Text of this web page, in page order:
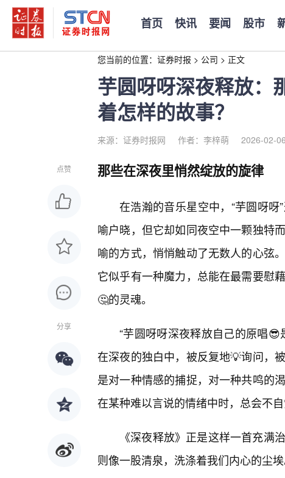
首页 快讯 要闻 股市
您当前的位置： 证券时报 > 公司 > 正文
芋圆呀呀深夜释放：
着怎样的故事？
来源：证券时报网 作者：李梓萌 2026-02-
点赞
分享
那些在深夜里悄然绽放的旋律
在浩瀚的音乐星空中，“芋圆呀
喻户晓，但它却如同夜空中一颗独特
喻的方式，悄悄触动了无数人的心弦
它似乎有一种魔力，总能在最需要慰
🤔的灵魂。
“芋圆呀呀深夜释放自己的原唱
在深夜的独白中，被反复地💡询问，
是对一种情感的捕捉，对一种共鸣的
在某种难以言说的情绪中时，总会不
《深夜释放》正是这样一首充满
则像一股清泉，洗涤着我们内心的尘埃